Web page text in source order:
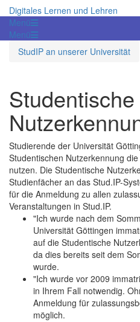
Digitales Lernen und Lehren
Menü
Menü
StudIP an unserer Universität
Studentische
Studierende der Universität
Studentischen Nutzerkennung
nutzen. Die Studentische
Studienfächer an das Stud.IP-
für die Anmeldung zu allen
Veranstaltungen in Stud.IP.
"Ich wurde nach dem
Universität Göttingen
auf die Studentische
da dies bereits seit dem
wurde.
"Ich wurde vor 2009
in Ihrem Fall notwendig.
Anmeldung für
möglich.